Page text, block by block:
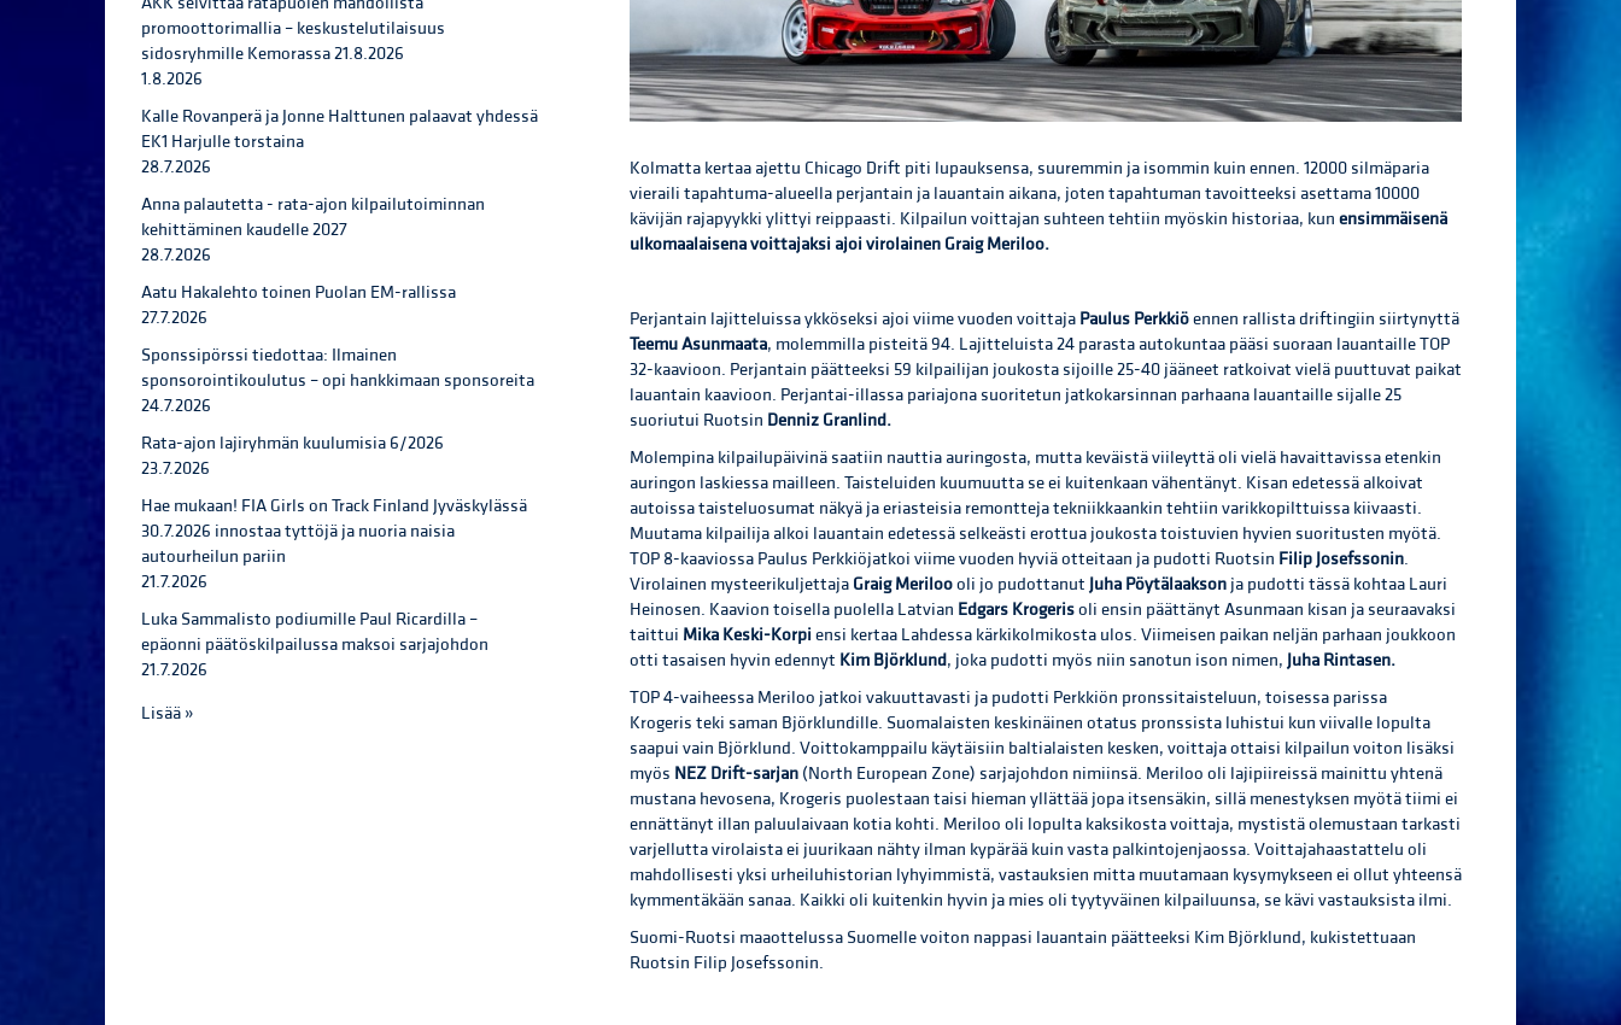
promoottorimallia – keskustelutilaisuus
sidosryhmille Kemorassa 21.8.2026
1.8.2026
Kalle Rovanperä ja Jonne Halttunen palaavat yhdessä
EK1 Harjulle torstaina
28.7.2026
Anna palautetta - rata-ajon kilpailutoiminnan
kehittäminen kaudelle 2027
28.7.2026
Aatu Hakalehto toinen Puolan EM-rallissa
27.7.2026
Sponssipörssi tiedottaa: Ilmainen
sponsorointikoulutus – opi hankkimaan sponsoreita
24.7.2026
Rata-ajon lajiryhmän kuulumisia 6/2026
23.7.2026
Hae mukaan! FIA Girls on Track Finland Jyväskylässä
30.7.2026 innostaa tyttöjä ja nuoria naisia
autourheilun pariin
21.7.2026
Luka Sammalisto podiumille Paul Ricardilla –
epäonni päätöskilpailussa maksoi sarjajohdon
21.7.2026
Lisää »
Kolmatta kertaa ajettu Chicago Drift piti lupauksensa, suuremmin ja isommin kuin ennen. 12000 silmäparia
vieraili tapahtuma-alueella perjantain ja lauantain aikana, joten tapahtuman tavoitteeksi asettama 10000
kävijän rajapyykki ylittyi reippaasti. Kilpailun voittajan suhteen tehtiin myöskin historiaa, kun ensimmäisenä
ulkomaalaisena voittajaksi ajoi virolainen Graig Meriloo.
Perjantain lajitteluissa ykköseksi ajoi viime vuoden voittaja Paulus Perkkiöennen rallista driftingiin siirtynyttä
Teemu Asunmaata, molemmilla pisteitä 94. Lajitteluista 24 parasta autokuntaa pääsi suoraan lauantaille TOP
32-kaavioon. Perjantain päätteeksi 59 kilpailijan joukosta sijoille 25-40 jääneet ratkoivat vielä puuttuvat paikat
lauantain kaavioon. Perjantai-illassa pariajona suoritetun jatkokarsinnan parhaana lauantaille sijalle 25
suoriutui Ruotsin Denniz Granlind.
Molempina kilpailupäivinä saatiin nauttia auringosta, mutta keväistä viileyttä oli vielä havaittavissa etenkin
auringon laskiessa mailleen. Taisteluiden kuumuutta se ei kuitenkaan vähentänyt. Kisan edetessä alkoivat
autoissa taisteluosumat näkyä ja eriasteisia remontteja tekniikkaankin tehtiin varikkopilttuissa kiivaasti.
Muutama kilpailija alkoi lauantain edetessä selkeästi erottua joukosta toistuvien hyvien suoritusten myötä.
TOP 8-kaaviossa Paulus Perkkiöjatkoi viime vuoden hyviä otteitaan ja pudotti Ruotsin Filip Josefssonin.
Virolainen mysteerikuljettaja Graig Meriloooli jo pudottanut Juha Pöytälaakson ja pudotti tässä kohtaa Lauri
Heinosen. Kaavion toisella puolella Latvian Edgars Krogerisoli ensin päättänyt Asunmaan kisan ja seuraavaksi
taittui Mika Keski-Korpi ensi kertaa Lahdessa kärkikolmikosta ulos. Viimeisen paikan neljän parhaan joukkoon
otti tasaisen hyvin edennyt Kim Björklund, joka pudotti myös niin sanotun ison nimen, Juha Rintasen.
TOP 4-vaiheessa Meriloo jatkoi vakuuttavasti ja pudotti Perkkiön pronssitaisteluun, toisessa parissa
Krogeris teki saman Björklundille. Suomalaisten keskinäinen otatus pronssista luhistui kun viivalle lopulta
saapui vain Björklund. Voittokamppailu käytäisiin baltialaisten kesken, voittaja ottaisi kilpailun voiton lisäksi
myös NEZ Drift-sarjan (North European Zone) sarjajohdon nimiinsä. Meriloo oli lajipiireissä mainittu yhtenä
mustana hevosena, Krogeris puolestaan taisi hieman yllättää jopa itsensäkin, sillä menestyksen myötä tiimi ei
ennättänyt illan paluulaivaan kotia kohti. Meriloo oli lopulta kaksikosta voittaja, mystistä olemustaan tarkasti
varjellutta virolaista ei juurikaan nähty ilman kypärää kuin vasta palkintojenjaossa. Voittajahaastattelu oli
mahdollisesti yksi urheiluhistorian lyhyimmistä, vastauksien mitta muutamaan kysymykseen ei ollut yhteensä
kymmentäkään sanaa. Kaikki oli kuitenkin hyvin ja mies oli tyytyväinen kilpailuunsa, se kävi vastauksista ilmi.
Suomi-Ruotsi maaottelussa Suomelle voiton nappasi lauantain päätteeksi Kim Björklund, kukistettuaan
Ruotsin Filip Josefssonin.